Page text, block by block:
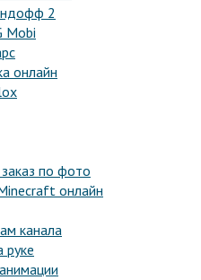
2
Mobi
онлайн
по фото
онлайн
канала
руке